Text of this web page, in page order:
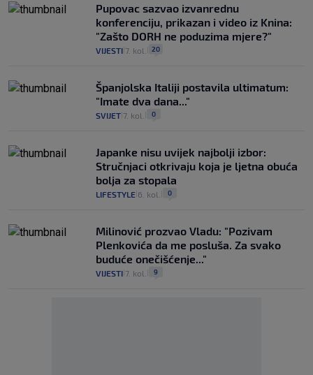
Pupovac sazvao izvanrednu
konferenciju, prikazan i video iz Knina:
"Zašto DORH ne poduzima mjere?"
VIJESTI 7. kol. 20
Španjolska Italiji postavila ultimatum:
"Imate dva dana..."
SVIJET 7. kol. 0
Japanke nisu uvijek najbolji izbor:
Stručnjaci otkrivaju koja je ljetna obuća
bolja za stopala
LIFESTYLE 6. kol. 0
Milinović prozvao Vladu: "Pozivam
Plenkovića da me posluša. Za svako
buduće onečišćenje..."
VIJESTI 7. kol. 9